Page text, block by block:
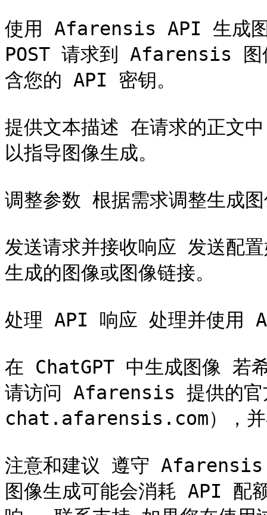
使用 Afarensis API 生成
POST 请求到 Afarensis 图
含您的 API 密钥。
提供文本描述 在请求的正文
以指导图像生成。
调整参数 根据需求调整生成
发送请求并接收响应 发送配
生成的图像或图像链接。
处理 API 响应 处理并使用
在 ChatGPT 中生成图像 若
请访问 Afarensis 提供的官
chat.afarensis.com），并
注意和建议 遵守 Afarensis
图像生成可能会消耗 API 配